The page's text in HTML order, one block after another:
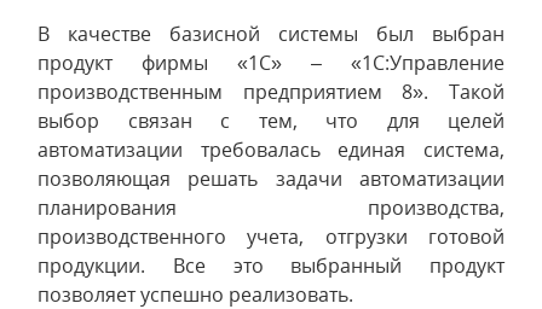
В качестве базисной системы был выбран
продукт фирмы «1С» – «1С:Управление
производственным предприятием 8». Такой
выбор связан с тем, что для целей
автоматизации требовалась единая система,
позволяющая решать задачи автоматизации
планирования производства,
производственного учета, отгрузки готовой
продукции. Все это выбранный продукт
позволяет успешно реализовать.